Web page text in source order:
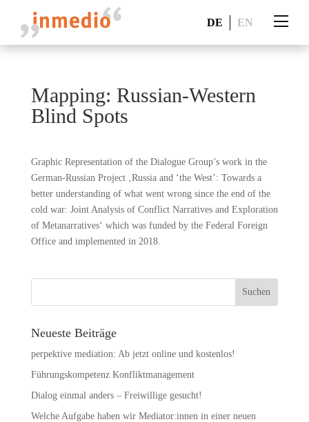
DE EN
Mapping: Russian-Western
Blind Spots
Graphic Representation of the Dialogue Group’s work in the
German-Russian Project ‚Russia and ‘the West’: Towards a
better understanding of what went wrong since the end of the
cold war: Joint Analysis of Conflict Narratives and Exploration
of Metanarratives‘ which was funded by the Federal Foreign
Office and implemented in 2018.
Neueste Beiträge
perpektive mediation: Ab jetzt online und kostenlos!
Führungskompetenz Konfliktmanagement
Dialog einmal anders – Freiwillige gesucht!
Welche Aufgabe haben wir Mediator:innen in einer neuen